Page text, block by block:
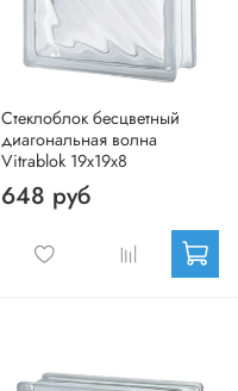
Стеклоблок бесцветный
диагональная волна
Vitrablok 19х19х8
648 руб